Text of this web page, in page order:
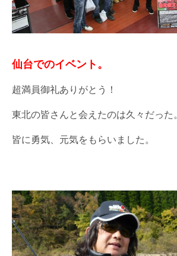
仙台でのイベント。
超満員御礼ありがとう！
東北の皆さんと会えたのは久々だった。
皆に勇気、元気をもらいました。